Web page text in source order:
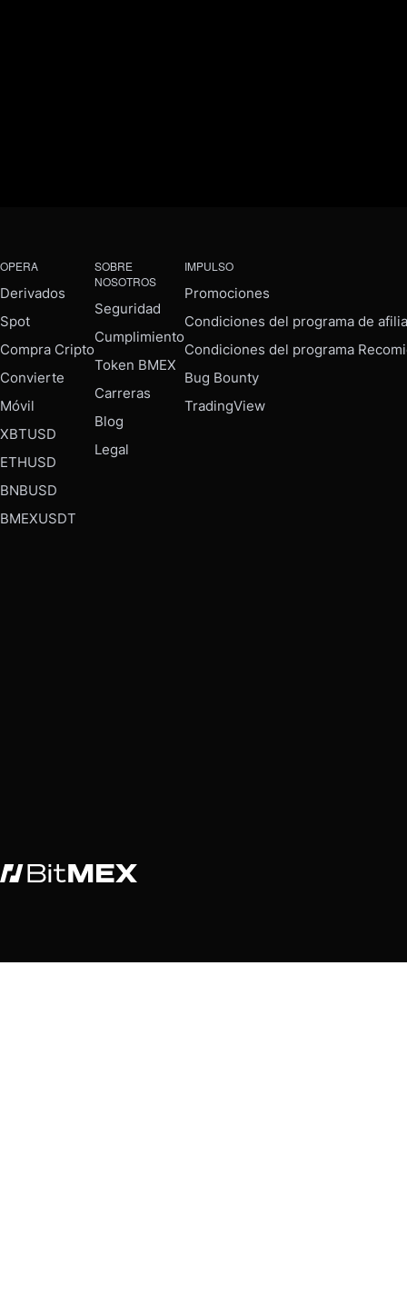
OPERA
Derivados
Spot
Compra Cripto
Convierte
Móvil
XBTUSD
ETHUSD
BNBUSD
BMEXUSDT
SOBRE
NOSOTROS
Seguridad
Cumplimiento
Token BMEX
Carreras
Blog
Legal
IMPULSO
Promociones
Condiciones del programa de
Condiciones del programa
Bug Bounty
TradingView